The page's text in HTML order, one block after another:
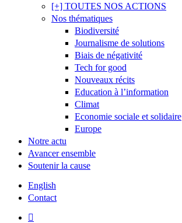
[+] TOUTES NOS ACTIONS
Nos thématiques
Biodiversité
Journalisme de solutions
Biais de négativité
Tech for good
Nouveaux récits
Education à l’information
Climat
Economie sociale et solidaire
Europe
Notre actu
Avancer ensemble
Soutenir la cause
English
Contact
twitter